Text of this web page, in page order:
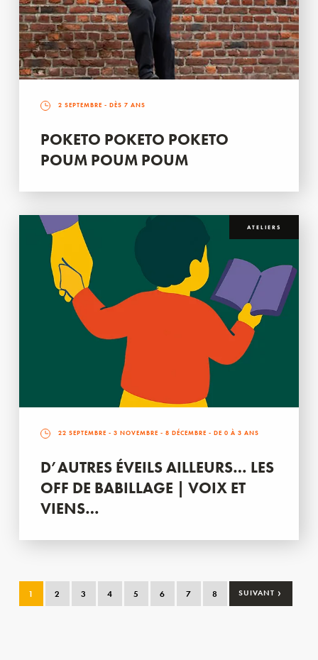
2 SEPTEMBRE - DÈS 7 ANS
POKETO POKETO POKETO
POUM POUM POUM
ATELIERS
22 SEPTEMBRE - 3 NOVEMBRE - 8 DÉCEMBRE - DE 0 À 3 ANS
D’AUTRES ÉVEILS AILLEURS… LES
OFF DE BABILLAGE | VOIX ET
VIENS…
1 2 3 4 5 6 7 8 SUIVANT ›